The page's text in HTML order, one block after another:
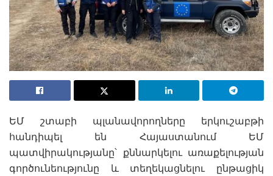
ԵՄ շտաբի պլանավորողները երկուշաբթի
հանդիպել են Հայաստանում ԵՄ
պատվիրակությանը՝ քննարկելու առաքելության
գործունեությունը և տեղեկացնելու ընթացիկ